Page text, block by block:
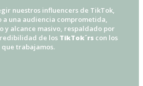
nuestros influencers de TikTok,
a una audiencia comprometida,
y alcance masivo, respaldado por
de los TikTok´rscon los
que trabajamos.